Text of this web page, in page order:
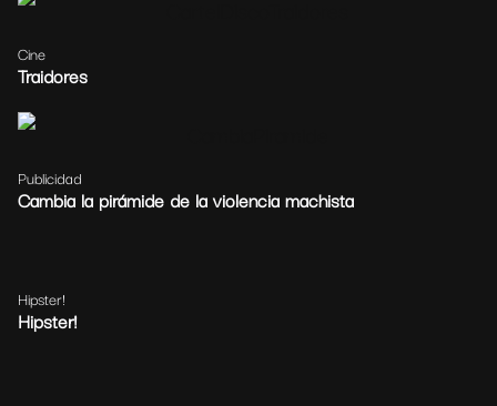
Cine
Traidores
Publicidad
Cambia la pirámide de la violencia machista
Hipster!
Hipster!